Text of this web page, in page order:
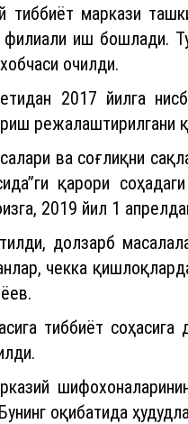
маркази
филиали иш
очилди.
2017 йилга
режалаштирилгани
ва соғлиқни
қарори
2019 йил 1
долзарб
чекка
тиббиёт
оқибатида